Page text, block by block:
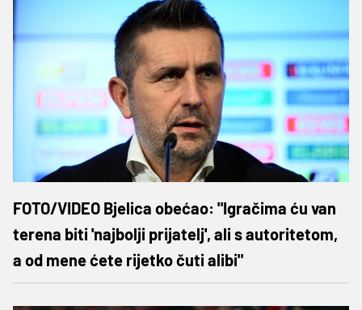
FOTO/VIDEO Bjelica obećao: "Igračima ću van
terena biti 'najbolji prijatelj', ali s autoritetom,
a od mene ćete rijetko čuti alibi"